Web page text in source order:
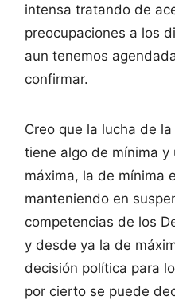
intensa tratando de
preocupaciones a los
aun tenemos
confirmar.
Creo que la lucha de
tiene algo de mínima y
máxima, la de mínima
manteniendo en
competencias de los
y desde ya la de
decisión política para
por cierto se puede